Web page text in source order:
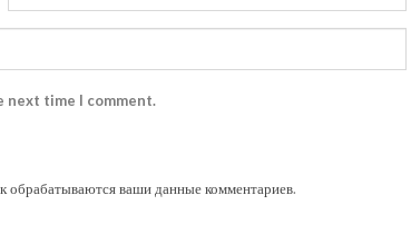
next time I comment.
обрабатываются ваши данные комментариев.